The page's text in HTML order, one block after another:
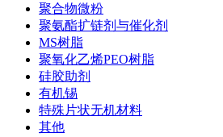
聚合物微粉
聚氨酯扩链剂与催化剂
MS树脂
聚氧化乙烯PEO树脂
硅胶助剂
有机锡
特殊片状无机材料
其他